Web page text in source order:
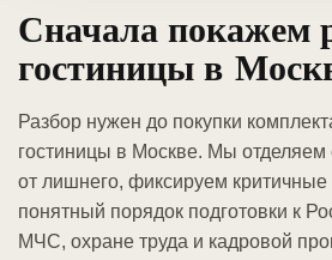
Сначала покажем
гостиницы в
Разбор нужен до покупки
гостиницы в Москве. Мы отделяем
от лишнего, фиксируем
понятный порядок подготовки к
МЧС, охране труда и кадровой